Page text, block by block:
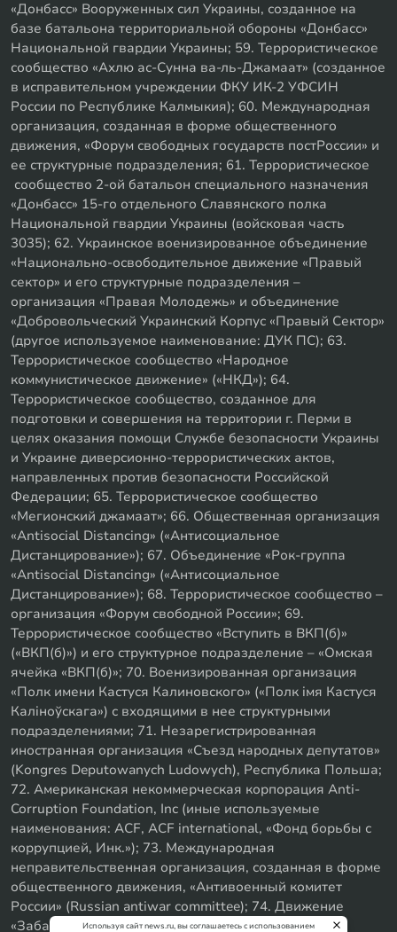
«Донбасс» Вооруженных сил Украины, созданное на
базе батальона территориальной обороны «Донбасс»
Национальной гвардии Украины; 59. Террористическое
сообщество «Ахлю ас-Сунна ва-ль-Джамаат» (созданное
в исправительном учреждении ФКУ ИК-2 УФСИН
России по Республике Калмыкия); 60. Международная
организация, созданная в форме общественного
движения, «Форум свободных государств постРоссии» и
ее структурные подразделения; 61. Террористическое
сообщество 2-ой батальон специального назначения
«Донбасс» 15-го отдельного Славянского полка
Национальной гвардии Украины (войсковая часть
3035); 62. Украинское военизированное объединение
«Национально-освободительное движение «Правый
сектор» и его структурные подразделения –
организация «Правая Молодежь» и объединение
«Добровольческий Украинский Корпус «Правый Сектор»
(другое используемое наименование: ДУК ПС); 63.
Террористическое сообщество «Народное
коммунистическое движение» («НКД»); 64.
Террористическое сообщество, созданное для
подготовки и совершения на территории г. Перми в
целях оказания помощи Службе безопасности Украины
и Украине диверсионно-террористических актов,
направленных против безопасности Российской
Федерации; 65. Террористическое сообщество
«Мегионский джамаат»; 66. Общественная организация
«Antisocial Distancing» («Антисоциальное
Дистанцирование»); 67. Объединение «Рок-группа
«Antisocial Distancing» («Антисоциальное
Дистанцирование»); 68. Террористическое сообщество –
организация «Форум свободной России»; 69.
Террористическое сообщество «Вступить в ВКП(б)»
(«ВКП(б)») и его структурное подразделение – «Омская
ячейка «ВКП(б)»; 70. Военизированная организация
«Полк имени Кастуся Калиновского» («Полк iмя Кастуся
Калiноўскага») с входящими в нее структурными
подразделениями; 71. Незарегистрированная
иностранная организация «Съезд народных депутатов»
(Kongres Deputowanych Ludowych), Республика Польша;
72. Американская некоммерческая корпорация Anti-
Corruption Foundation, Inc (иные используемые
наименования: ACF, ACF international, «Фонд борьбы с
коррупцией, Инк.»); 73. Международная
неправительственная организация, созданная в форме
общественного движения, «Антивоенный комитет
России» (Russian antiwar committee); 74. Движение
«Забайкальское левое объединение»; 75. «SxE
Используя сайт news.ru, вы соглашаетесь с использованием